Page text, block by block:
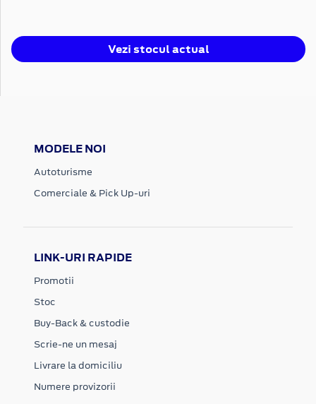
Vezi stocul actual
MODELE NOI
Autoturisme
Comerciale & Pick Up-uri
LINK-URI RAPIDE
Promotii
Stoc
Buy-Back & custodie
Scrie-ne un mesaj
Livrare la domiciliu
Numere provizorii